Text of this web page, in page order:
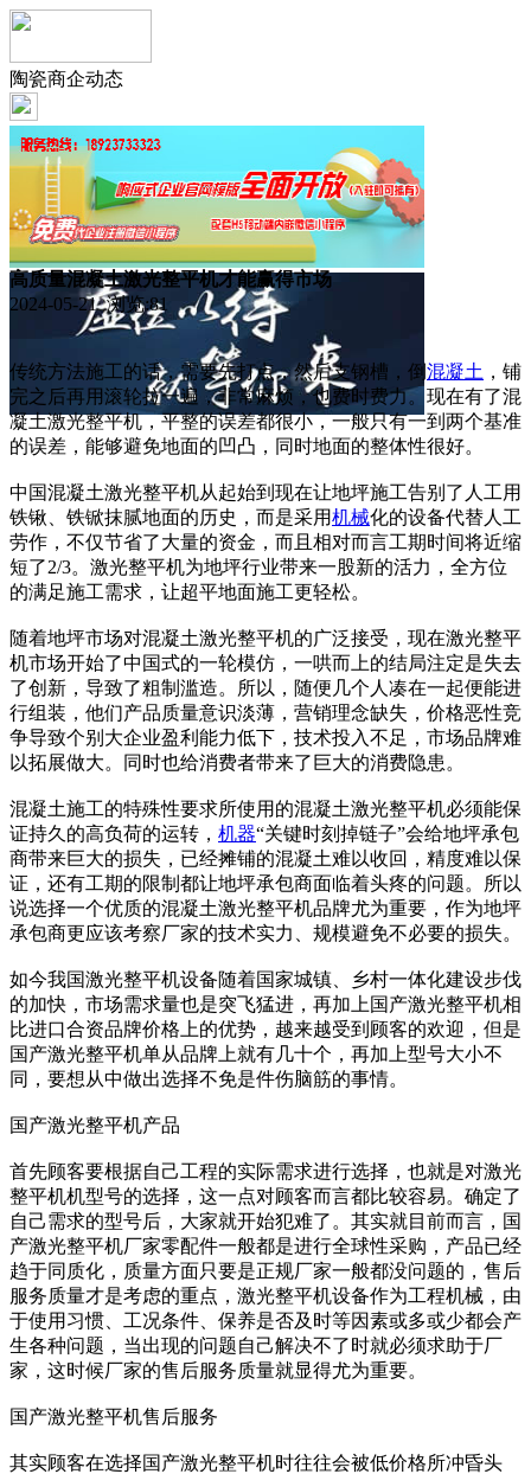
陶瓷商企动态
高质量混凝土激光整平机才能赢得市场
2024-05-21 浏览:81
传统方法施工的话，需要先打点，然后支钢槽，倒混凝土 ，铺
完之后再用滚轮拉一遍，非常麻烦，也费时费力。现在有了混
凝土激光整平机，平整的误差都很小，一般只有一到两个基准
的误差，能够避免地面的凹凸，同时地面的整体性很好。
中国混凝土激光整平机从起始到现在让地坪施工告别了人工用
铁锹、铁锨抹腻地面的历史，而是采用机械化的设备代替人工
劳作，不仅节省了大量的资金，而且相对而言工期时间将近缩
短了2/3。激光整平机为地坪行业带来一股新的活力，全方位
的满足施工需求，让超平地面施工更轻松。
随着地坪市场对混凝土激光整平机的广泛接受，现在激光整平
机市场开始了中国式的一轮模仿，一哄而上的结局注定是失去
了创新，导致了粗制滥造。所以，随便几个人凑在一起便能进
行组装，他们产品质量意识淡薄，营销理念缺失，价格恶性竞
争导致个别大企业盈利能力低下，技术投入不足，市场品牌难
以拓展做大。同时也给消费者带来了巨大的消费隐患。
混凝土施工的特殊性要求所使用的混凝土激光整平机必须能保
证持久的高负荷的运转， 机器“关键时刻掉链子”会给地坪承包
商带来巨大的损失，已经摊铺的混凝土难以收回，精度难以保
证，还有工期的限制都让地坪承包商面临着头疼的问题。所以
说选择一个优质的混凝土激光整平机品牌尤为重要，作为地坪
承包商更应该考察厂家的技术实力、规模避免不必要的损失。
如今我国激光整平机设备随着国家城镇、乡村一体化建设步伐
的加快，市场需求量也是突飞猛进，再加上国产激光整平机相
比进口合资品牌价格上的优势，越来越受到顾客的欢迎，但是
国产激光整平机单从品牌上就有几十个，再加上型号大小不
同，要想从中做出选择不免是件伤脑筋的事情。
国产激光整平机产品
首先顾客要根据自己工程的实际需求进行选择，也就是对激光
整平机机型号的选择，这一点对顾客而言都比较容易。确定了
自己需求的型号后，大家就开始犯难了。其实就目前而言，国
产激光整平机厂家零配件一般都是进行全球性采购，产品已经
趋于同质化，质量方面只要是正规厂家一般都没问题的，售后
服务质量才是考虑的重点，激光整平机设备作为工程机械，由
于使用习惯、工况条件、保养是否及时等因素或多或少都会产
生各种问题，当出现的问题自己解决不了时就必须求助于厂
家，这时候厂家的售后服务质量就显得尤为重要。
国产激光整平机售后服务
其实顾客在选择国产激光整平机时往往会被低价格所冲昏头